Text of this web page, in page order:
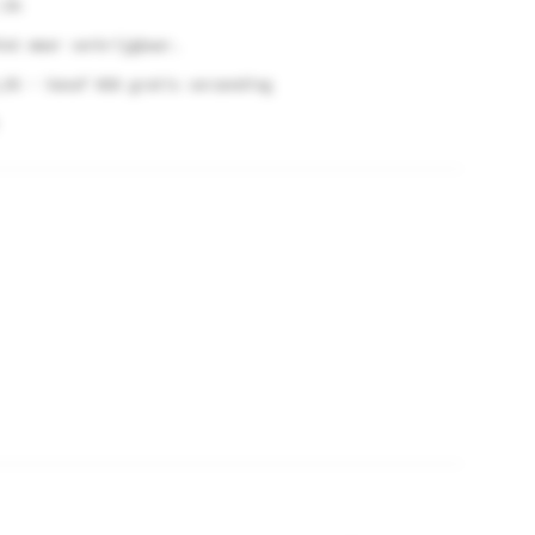
meer verkrijgbaar.
- Vanaf €60 gratis verzending